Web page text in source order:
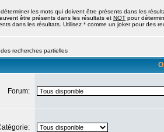
les mots qui doivent être présents dans les
être présents dans les résultats et NOT pour
dans les résultats. Utilisez * comme un joker pour des
recherches partielles
Forum: